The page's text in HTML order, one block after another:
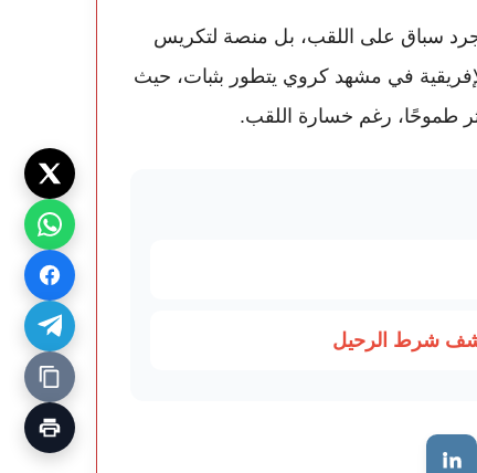
أن كأس أمم إفريقيا 2025 لم تكن مجرد سباق على اللقب، بل منصة لتكريس
في مشهد كروي يتطور بثبات، حيث
طموحًا، رغم خسارة اللقب.
شرط الرحيل